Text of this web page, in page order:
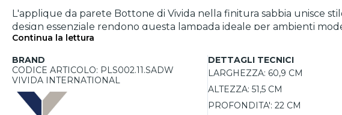
L'applique da parete Bottone di Vivida nella finitura sabbia unisce
design essenziale rendono questa lampada ideale per ambienti
verso il basso, perfetta per creare atmosfere accoglienti e ben equilibrate. Grazie alla funzione dimmerabile e al telecomando incluso è possibile
luminosa e temperatura colore tra 2700K, 3000K e 4000K,
montata sia a punto luce che tramite presa corrente.
Continua la lettura
BRAND
CODICE ARTICOLO: PLS002.11.SADW
VIVIDA INTERNATIONAL
DETTAGLI TECNICI
LARGHEZZA: 60,9 CM
ALTEZZA: 51,5 CM
PROFONDITA': 22 CM